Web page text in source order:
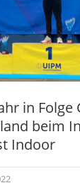
in Folge
beim
Indoor